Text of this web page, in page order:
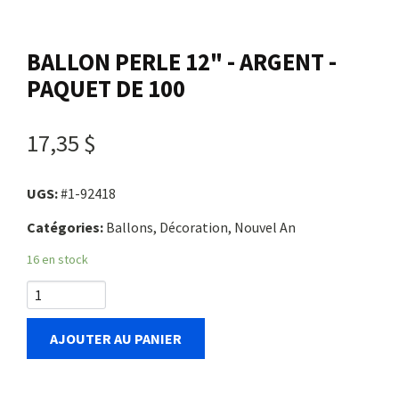
Panier
BALLON PERLE 12" - ARGENT -
PAQUET DE 100
17,35 $
UGS:#1-92418
Catégories: Ballons, Décoration, Nouvel An
16 en stock
AJOUTER AU PANIER